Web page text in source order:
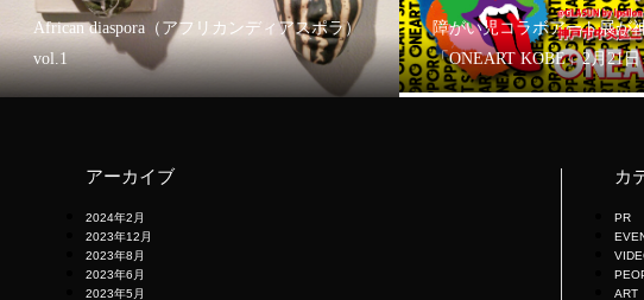
African diaspora（アフリカンディアスポラ）
vol.1
障がい児コラボアート展が
「ONEART KOBE」2月21
アーカイブ
2024年2月
2023年12月
2023年8月
2023年6月
2023年5月
カ
PR
ART